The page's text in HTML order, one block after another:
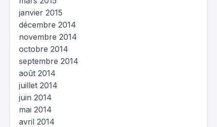
janvier 2015
décembre 2014
novembre 2014
octobre 2014
septembre 2014
août 2014
juillet 2014
juin 2014
mai 2014
avril 2014